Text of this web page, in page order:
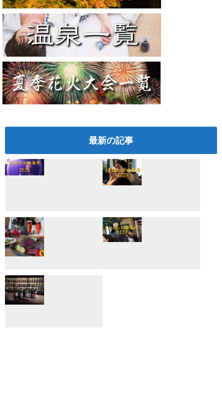
最新の記事
CLIP山形映画祭
2026：映画館派の
編集長が読む2025
年の映画ざっくり
総監
CLIP山形映画祭
2025：ほぼこれく
らいしか更新して
いない変なブログ
月のホテル☆4日
間限定！クリスマ
スディナーブッフ
ェ開催☆